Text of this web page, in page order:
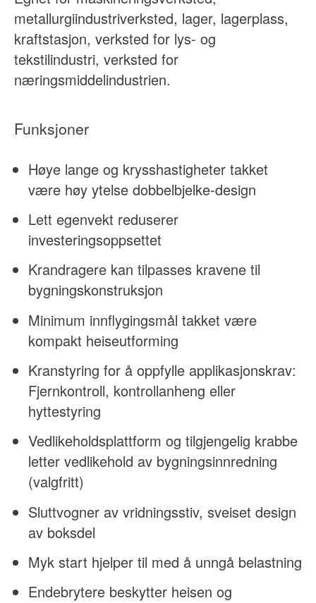
metallurgiindustriverksted, lager, lagerplass,
kraftstasjon, verksted for lys- og
tekstilindustri, verksted for
næringsmiddelindustrien.
Funksjoner
Høye lange og krysshastigheter takket
være høy ytelse dobbelbjelke-design
Lett egenvekt reduserer
investeringsoppsettet
Krandragere kan tilpasses kravene til
bygningskonstruksjon
Minimum innflygingsmål takket være
kompakt heiseutforming
Kranstyring for å oppfylle applikasjonskrav:
Fjernkontroll, kontrollanheng eller
hyttestyring
Vedlikeholdsplattform og tilgjengelig krabbe
letter vedlikehold av bygningsinnredning
(valgfritt)
Sluttvogner av vridningsstiv, sveiset design
av boksdel
Myk start hjelper til med å unngå belastning
Endebrytere beskytter heisen og